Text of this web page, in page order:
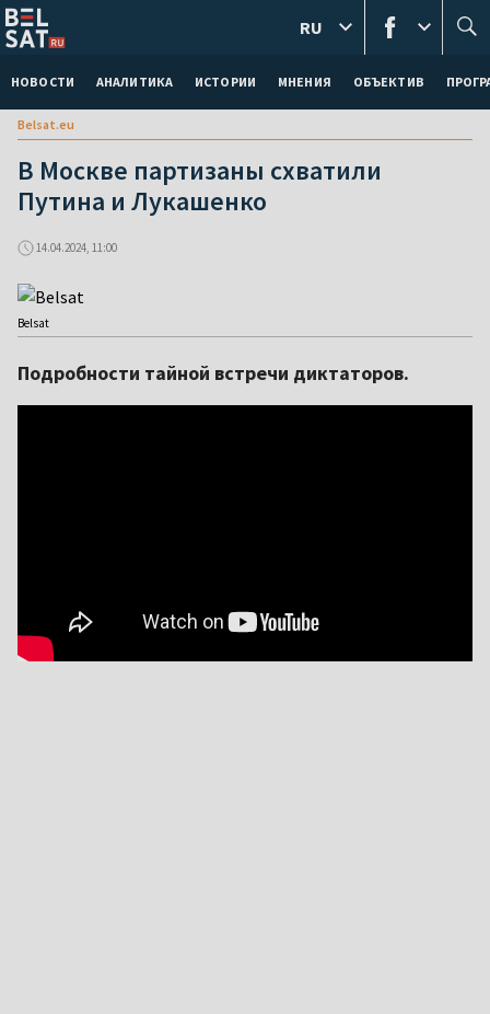
НОВОСТИ АНАЛИТИКА ИСТОРИИ МНЕНИЯ ОБЪЕКТИВ
RU
Belsat.eu
В Москве партизаны схватили
Путина и Лукашенко
14.04.2024, 11:00
Belsat
Подробности тайной встречи диктаторов.